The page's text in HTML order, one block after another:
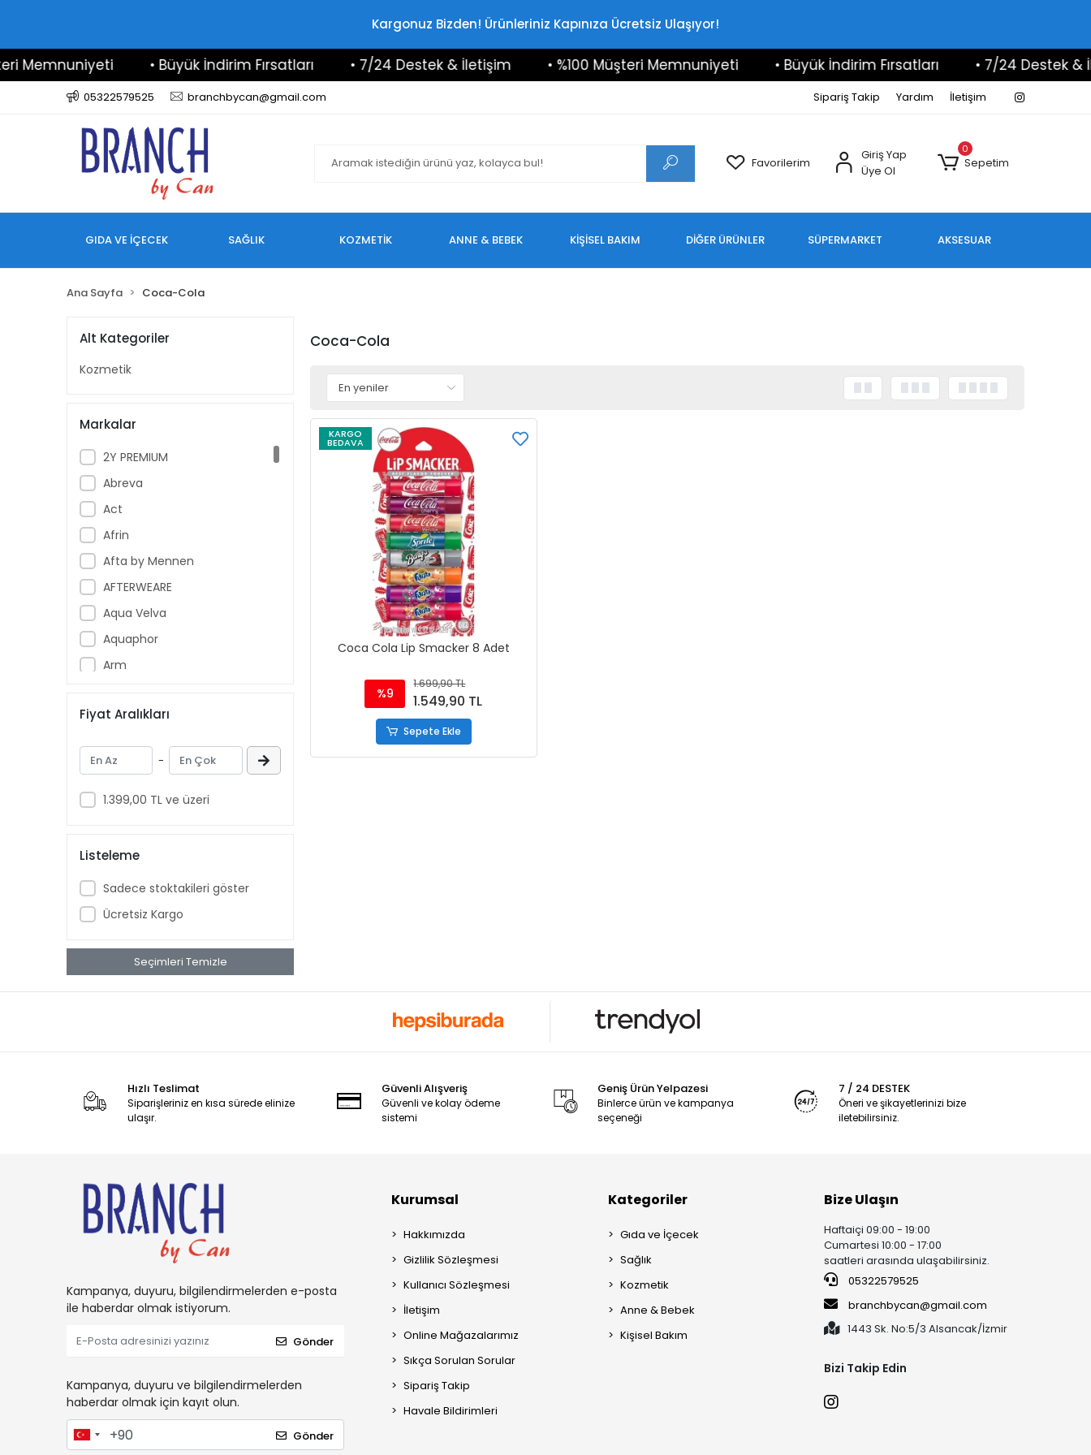
Kargonuz Bizden! Ürünleriniz Kapınıza Ücretsiz Ulaşıyor!
• Büyük İndirim Fırsatları • 7/24 Destek & İletişim • %100 Müşteri Memnuniyeti • Büyük İndirim Fırsatları • 7/24 Destek &
05322579525 branchbycan@gmail.com Sipariş Takip Yardım İletişim
Favorilerim
Giriş Yap
Üye Ol
0
Sepetim
GIDA VE İÇECEK SAĞLIK KOZMETİK ANNE & BEBEK KİŞİSEL BAKIM DİĞER ÜRÜNLER SÜPERMARKET AKSESUAR
Ana Sayfa Coca-Cola
Alt Kategoriler
Kozmetik
Markalar
2Y PREMIUM
Abreva
Act
Afrin
Afta by Mennen
AFTERWEARE
Aqua Velva
Aquaphor
Arm
Aspercreme
Aussie
Aveeno Baby
Ban
Banana Boat
BETTY CROCKER
bluey
BOB
Candy
Caress
Carol
Cetaphil
Charms
Chattem
Cholula
Clorox
Coca-Cola
Colgate
Fiyat Aralıkları
-
1.399,00 TL ve üzeri
Listeleme
Sadece stoktakileri göster
Ücretsiz Kargo
Seçimleri Temizle
Coca-Cola
KARGO
BEDAVA
Coca Cola Lip Smacker 8 Adet
%9
1.699,90 TL
1.549,90 TL
Sepete Ekle
Hızlı Teslimat
Siparişleriniz en kısa sürede elinize
ulaşır.
Güvenli Alışveriş
Güvenli ve kolay ödeme
sistemi
Geniş Ürün Yelpazesi
Binlerce ürün ve kampanya
seçeneği
7 / 24 DESTEK
Öneri ve şikayetlerinizi bize
iletebilirsiniz.
Kampanya, duyuru, bilgilendirmelerden e-posta
ile haberdar olmak istiyorum.
Gönder
Kampanya, duyuru ve bilgilendirmelerden
haberdar olmak için kayıt olun.
Gönder
Kurumsal
Hakkımızda
Gizlilik Sözleşmesi
Kullanıcı Sözleşmesi
İletişim
Online Mağazalarımız
Sıkça Sorulan Sorular
Sipariş Takip
Havale Bildirimleri
Kategoriler
Gıda ve İçecek
Sağlık
Kozmetik
Anne & Bebek
Kişisel Bakım
Bize Ulaşın
Haftaiçi 09:00 - 19:00
Cumartesi 10:00 - 17:00
saatleri arasında ulaşabilirsiniz.
05322579525
branchbycan@gmail.com
1443 Sk. No:5/3 Alsancak/İzmir
Bizi Takip Edin